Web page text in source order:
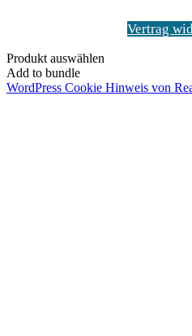
Vertrag
Produkt auswählen
Add to bundle
WordPress Cookie Hinweis von